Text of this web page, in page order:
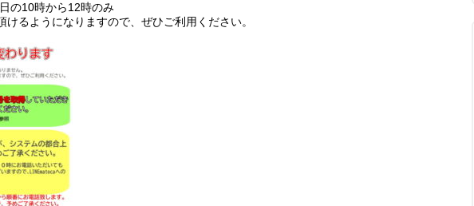
の10時から12時のみ
るようになりますので、ぜひご利用ください。